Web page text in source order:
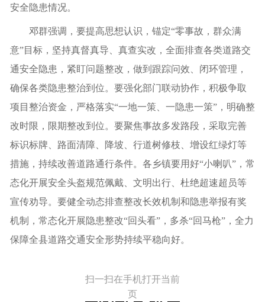
安全隐患情况。
邓群强调，要提高思想认识，锚定“零事故，群众满
意”目标，坚持真督真导、真查实改，全面排查各类道路交
通安全隐患，紧盯问题整改，做到跟踪问效、闭环管理，
确保各类隐患整治到位。要强化部门联动协作，积极争取
项目整治资金，严格落实“一地一策、一隐患一策”，明确整
改时限，限期整改到位。要聚焦事故多发路段，采取完善
标识标牌、路面清障、降坡、行道树修枝、增设红绿灯等
措施，持续改善道路通行条件。各乡镇要用好“小喇叭”，常
态化开展安全头盔规范佩戴、文明出行、杜绝超速超员等
宣传劝导。要健全动态排查整改长效机制和隐患举报有奖
机制，常态化开展隐患整改“回头看”，多杀“回马枪”，全力
保障全县道路交通安全形势持续平稳向好。
扫一扫在手机打开当前
页